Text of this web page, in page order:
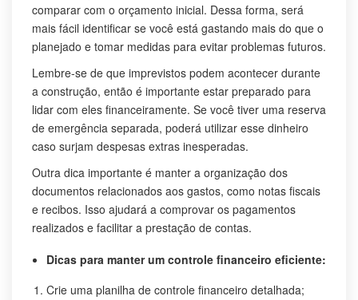
comparar com o orçamento inicial. Dessa forma, será
mais fácil identificar se você está gastando mais do que o
planejado e tomar medidas para evitar problemas futuros.
Lembre-se de que imprevistos podem acontecer durante
a construção, então é importante estar preparado para
lidar com eles financeiramente. Se você tiver uma reserva
de emergência separada, poderá utilizar esse dinheiro
caso surjam despesas extras inesperadas.
Outra dica importante é manter a organização dos
documentos relacionados aos gastos, como notas fiscais
e recibos. Isso ajudará a comprovar os pagamentos
realizados e facilitar a prestação de contas.
Dicas para manter um controle financeiro eficiente:
Crie uma planilha de controle financeiro detalhada;